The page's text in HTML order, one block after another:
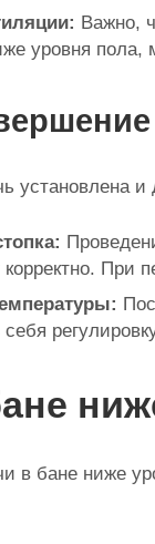
Важно,
уровня пола,
установлена
При
в бане ниже